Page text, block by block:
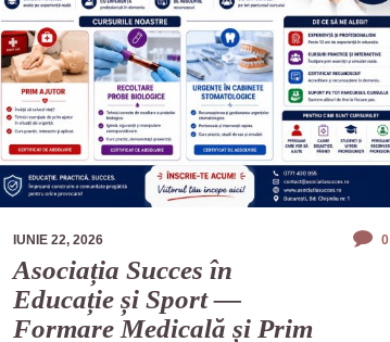
IUNIE 22, 2026 0
Asociația Succes în
Educație și Sport —
Formare Medicală și Prim